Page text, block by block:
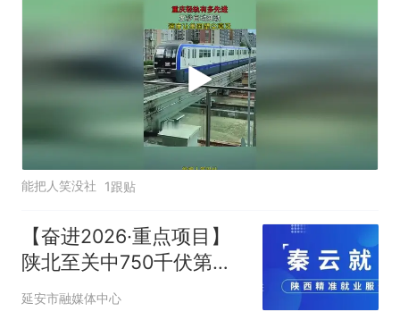
能把人笑没社 1跟贴
【奋进2026·重点项目】
陕北至关中750千伏第三
通道输变电工程南泥湾开
延安市融媒体中心